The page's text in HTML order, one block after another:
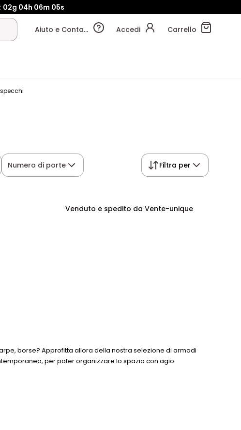
02g 04h 06m 04s
Aiuto e Contatti Accedi Carrello
Numero di porte Filtra per
Venduto e spedito da Vente-unique
borse? Approfitta allora della nostra selezione di armadi
per poter organizzare lo spazio con agio.